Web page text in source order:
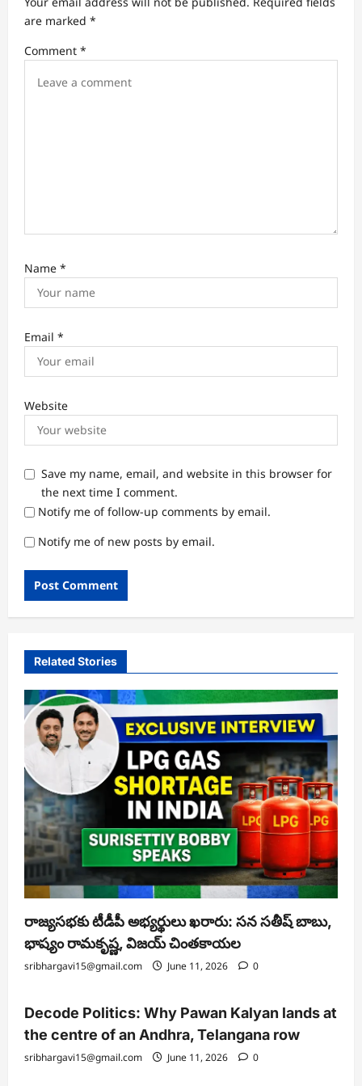
g
t
are marked *
Comment *
Name *
Email *
Website
Save my name, email, and website in this browser for
the next time I comment.
Notify me of follow-up comments by email.
Notify me of new posts by email.
Related Stories
రాజ్యసభకు టీడీపీ అభ్యర్థులు ఖరారు: సన సతీష్ బాబు,
భాష్యం రామకృష్ణ, విజయ్ చింతకాయల
sribhargavi15@gmail.com June 11, 2026 0
Decode Politics: Why Pawan Kalyan lands at
the centre of an Andhra, Telangana row
sribhargavi15@gmail.com June 11, 2026 0